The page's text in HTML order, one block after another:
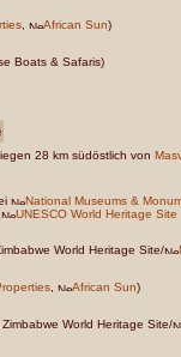
African Sun)
Boats & Safaris)
28 km südöstlich von
National Museums &
UNESCO World Heritage Site
World Heritage Site/
African Sun)
World Heritage Site/